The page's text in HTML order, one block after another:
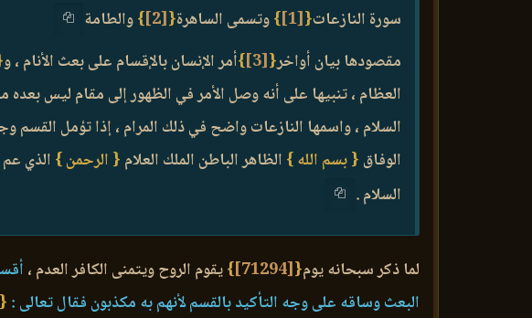
سورة النازعات{
[1]
}وتسمى الساهرة{
[2]
}والطامة
مقصودها بيان أواخر{
[3]
}أمر الإنسان بالإقسام على بعث الأنام ، و
العظام ، تنبيها على أنه وصل الأمر في الظهور إلى مقام ليس بعده
السلام ، واسمها النازعات واضح في ذلك المرام ، إذا تؤمل القسم
الوفاق { بسم الله } الظاهر الباطن الملك العلام { الرحمن }الذي عم
السلام .
لما ذكر سبحانه يوم{
[71294]
}يقوم الروح ويتمنى الكافر العدم ،
البعث وساقه على وجه التأكيد بالقسم لأنهم به مكذبون فقال تعالى :